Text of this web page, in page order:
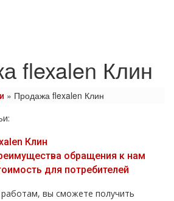
flexalen Клин
» Продажа flexalen Клин
Клин
обращения к нам
для потребителей
вы сможете получить